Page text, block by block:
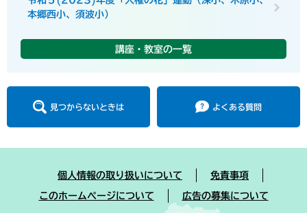
本郷西小、須波小）
講座・教室の一覧
見つからないときは よくある質問
個人情報の取り扱いについて 免責事項
このホームページについて 広告の募集について